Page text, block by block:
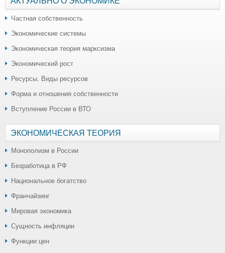
Частная собственность
Экономические системы
Экономическая теория марксизма
Экономический рост
Ресурсы. Виды ресурсов
Форма и отношения собственности
Вступление России в ВТО
ЭКОНОМИЧЕСКАЯ ТЕОРИЯ
Монополизм в России
Безработица в РФ
Национальное богатство
Франчайзинг
Мировая экономика
Сущность инфляции
Функции цен